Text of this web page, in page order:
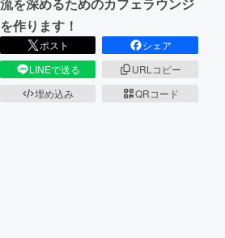
を作ります！
ポスト
シェア
LINEで送る
URLコピー
埋め込み
QRコード